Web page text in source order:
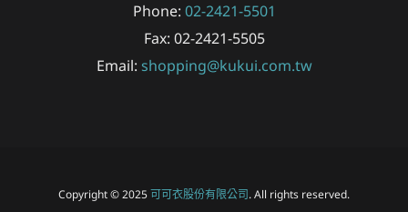
Phone: 02-2421-5501
Fax: 02-2421-5505
Email: shopping@kukui.com.tw
Copyright © 2025可可衣股份有限公司. All rights reserved.